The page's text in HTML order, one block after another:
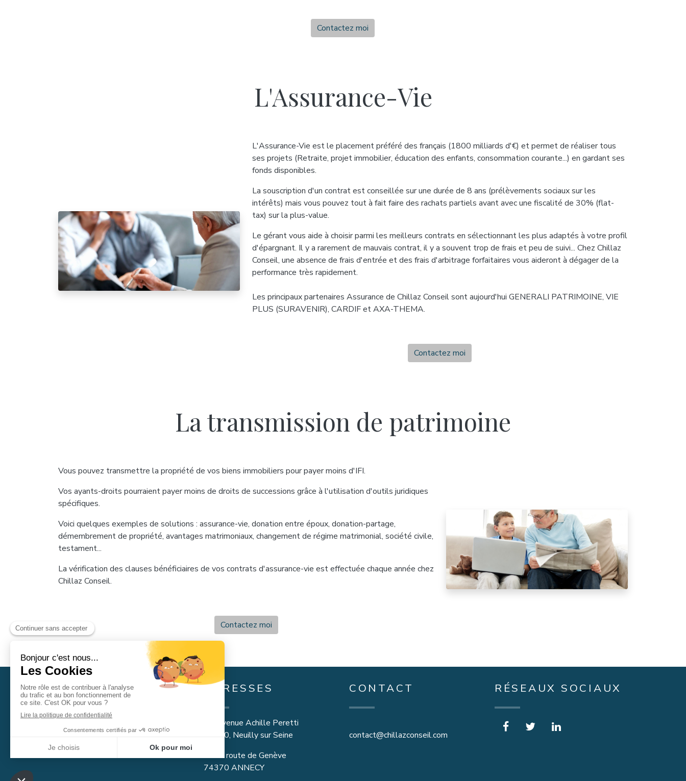
Contactez moi
L'Assurance-Vie
L'Assurance-Vie est le placement préféré des français (1800 milliards d'€) et permet de réaliser tous
ses projets (Retraite, projet immobilier, éducation des enfants, consommation courante...) en gardant ses
fonds disponibles.
La souscription d'un contrat est conseillée sur une durée de 8 ans (prélèvements sociaux sur les
intérêts) mais vous pouvez tout à fait faire des rachats partiels avant avec une fiscalité de 30% (flat-
tax) sur la plus-value.
Le gérant vous aide à choisir parmi les meilleurs contrats en sélectionnant les plus adaptés à votre profil
d'épargnant. Il y a rarement de mauvais contrat, il y a souvent trop de frais et peu de suivi... Chez Chillaz
Conseil, une absence de frais d'entrée et des frais d'arbitrage forfaitaires vous aideront à dégager de la
performance très rapidement.
Les principaux partenaires Assurance de Chillaz Conseil sont aujourd'hui GENERALI PATRIMOINE, VIE
PLUS (SURAVENIR), CARDIF et AXA-THEMA.
Contactez moi
La transmission de patrimoine
Vous pouvez transmettre la propriété de vos biens immobiliers pour payer moins d'IFI.
Vos ayants-droits pourraient payer moins de droits de successions grâce à l'utilisation d'outils juridiques
spécifiques.
Voici quelques exemples de solutions : assurance-vie, donation entre époux, donation-partage,
démembrement de propriété, avantages matrimoniaux, changement de régime matrimonial, société civile,
testament...
La vérification des clauses bénéficiaires de vos contrats d'assurance-vie est effectuée chaque année chez
Chillaz Conseil.
Contactez moi
ADRESSES
99 Avenue Achille Peretti
92200, Neuilly sur Seine
1755 route de Genève
74370 ANNECY
CONTACT
contact@chillazconseil.com
RÉSEAUX SOCIAUX